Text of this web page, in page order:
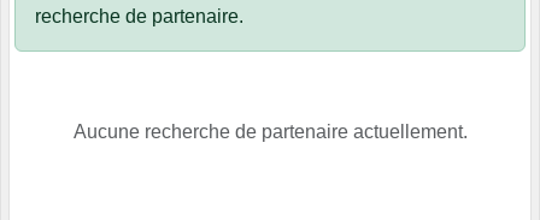
recherche de partenaire.
Aucune recherche de partenaire actuellement.